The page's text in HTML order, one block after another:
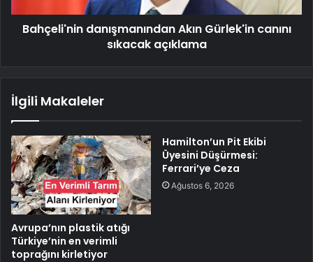
Bahçeli'nin danışmanından Akın Gürlek'in canını
sıkacak açıklama
İlgili Makaleler
Avrupa’nın plastik atığı
Türkiye’nin en verimli
toprağını kirletiyor
Hamilton’un Pit Ekibi
Üyesini Düşürmesi:
Ferrari’ye Ceza
Ağustos 6, 2026